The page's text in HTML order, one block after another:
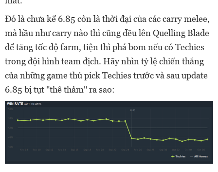
Đó là chưa kể 6.85 còn là thời đại của các carry melee,
mà hầu như carry nào thì cũng đều lên Quelling Blade
để tăng tốc độ farm, tiện thì phá bom nếu có Techies
trong đội hình team địch. Hãy nhìn tỷ lệ chiến thắng
của những game thủ pick Techies trước và sau update
6.85 bị tụt "thê thảm" ra sao: